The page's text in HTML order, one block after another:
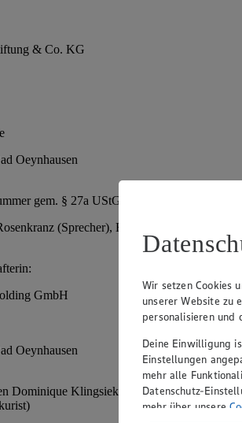
& Co. KG
Oeynhausen
gem. § 27a UStG: DE 266067317
(Sprecher), Eileen Dominique
GmbH
Oeynhausen
Dominique Klingsiek (Geschäftsführerin),
Wir setzen Cookies
unserer Website zu
personalisieren
Deine Einwilligung
Einstellungen
mehr alle
Datenschutz-
mehr über unsere